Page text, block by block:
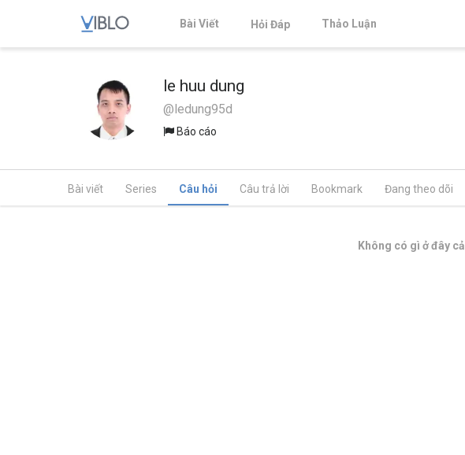
Bài Viết Hỏi Đáp Thảo Luận
le huu dung
@ledung95d
Báo cáo
Bài viết Series Câu hỏi Câu trả lời Bookmark Đang theo dõi
Không có gì ở đây cả